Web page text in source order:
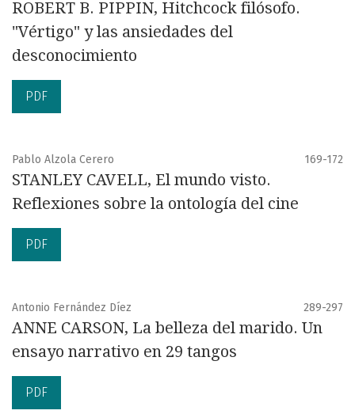
ROBERT B. PIPPIN, Hitchcock filósofo.
"Vértigo" y las ansiedades del
desconocimiento
PDF
Pablo Alzola Cerero 169-172
STANLEY CAVELL, El mundo visto.
Reflexiones sobre la ontología del cine
PDF
Antonio Fernández Díez 289-297
ANNE CARSON, La belleza del marido. Un
ensayo narrativo en 29 tangos
PDF